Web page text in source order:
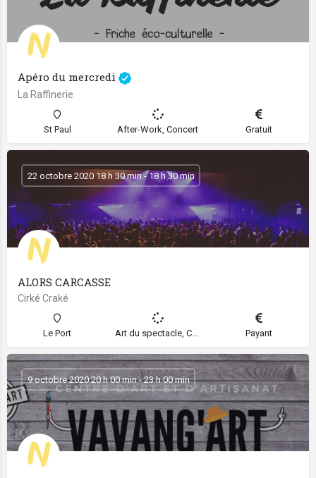
Apéro du mercredi
La Raffinerie
St Paul After-Work, Concert Gratuit
ALORS CARCASSE
Cirké Craké
22 octobre 2020 18 h 30 min - 18 h 30 min
Le Port Art du spectacle, Concert, Spectacle Payant
9 octobre 2020 20 h 00 min - 23 h 00 min